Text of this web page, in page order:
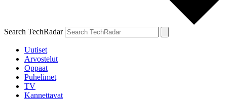
Search TechRadar
Uutiset
Arvostelut
Oppaat
Puhelimet
TV
Kannettavat